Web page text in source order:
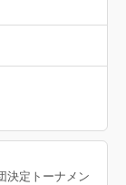
決定トーナメン